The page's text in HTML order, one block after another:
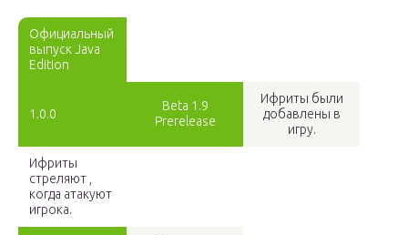
Официальный
выпуск Java
Edition
1.0.0
Beta 1.9
Prerelease
Ифриты были
добавлены в
игру.
Ифриты
стреляют ,
когда атакуют
игрока.